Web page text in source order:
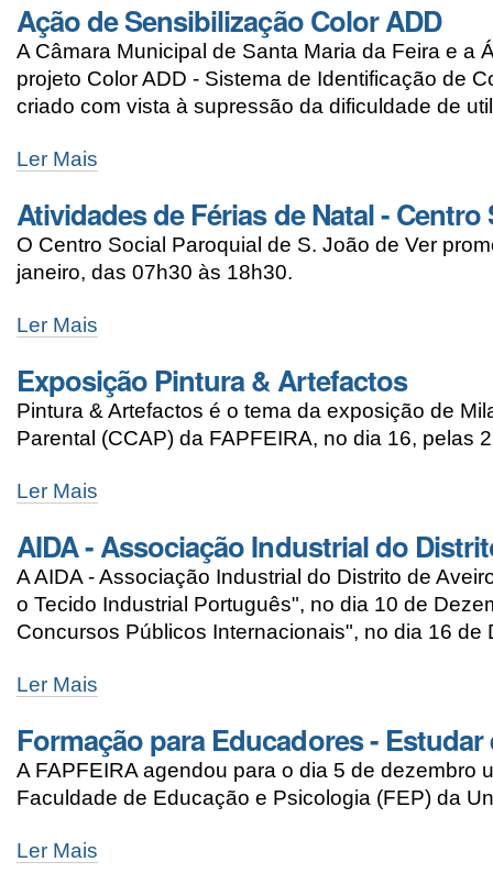
Ação de Sensibilização Color ADD
A Câmara Municipal de Santa Maria da Feira e a
projeto Color ADD - Sistema de Identificação de
criado com vista à supressão da dificuldade de
Ler Mais
Atividades de Férias de Natal -
O Centro Social Paroquial de S. João de Ver
janeiro, das 07h30 às 18h30.
Ler Mais
Exposição Pintura & Artefactos
Pintura & Artefactos é o tema da exposição de
Parental (CCAP) da FAPFEIRA, no dia 16, pelas
Ler Mais
AIDA - Associação Industrial do
A AIDA - Associação Industrial do Distrito de
o Tecido Industrial Português", no dia 10 de
Concursos Públicos Internacionais", no dia 16 de
Ler Mais
Formação para Educadores -
A FAPFEIRA agendou para o dia 5 de dezembro
Faculdade de Educação e Psicologia (FEP) da
Ler Mais